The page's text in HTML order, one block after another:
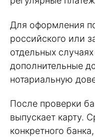
Для оформления
российского или
отдельных
дополнительные
нотариальную
После проверки
выпускает карту.
конкретного